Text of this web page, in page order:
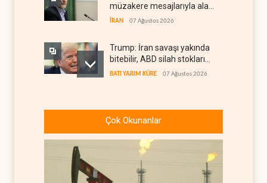
müzakere mesajlarıyla alay
etti
İRAN 07 Ağustos 2026
Trump: İran savaşı yakında
bitebilir, ABD silah stokları
zorlanıyor
BATI YARIM KÜRE 07 Ağustos 2026
krizi
Gazze'nin yeniden inşası
FİLİSTİN 07 Ağustos 2026
Çok Okunanlar